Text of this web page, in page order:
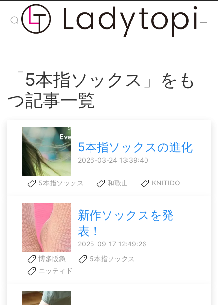
「5本指ソックス」をも
つ記事一覧
5本指ソックスの進化
2026-03-24 13:39:40
5本指ソックス 和歌山 KNITIDO
新作ソックスを発
表！
2025-09-17 12:49:26
博多阪急
5本指ソックス
ニッティド